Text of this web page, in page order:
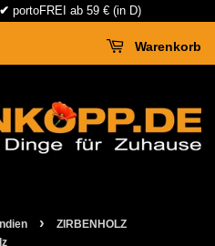
✔ portoFREI ab 59 € (in D)
Warenkorb
›
ZIRBENHOLZ